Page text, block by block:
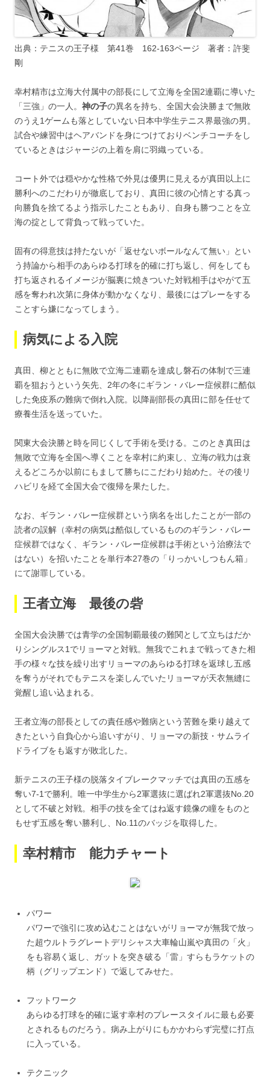
出典：テニスの王子様 第41巻 162-163ページ 著者：許斐
剛
幸村精市は立海大付属中の部長にして立海を全国2連覇に導いた
「三強」の一人。 神の子の異名を持ち、全国大会決勝まで無敗
のうえ1ゲームも落としていない日本中学生テニス界最強の男。
試合や練習中はヘアバンドを身につけておりベンチコーチをし
ているときはジャージの上着を肩に羽織っている。
コート外では穏やかな性格で外見は優男に見えるが真田以上に
勝利へのこだわりが徹底しており、真田に彼の心情とする真っ
向勝負を捨てるよう指示したこともあり、自身も勝つことを立
海の掟として背負って戦っていた。
固有の得意技は持たないが「返せないボールなんて無い」とい
う持論から相手のあらゆる打球を的確に打ち返し、何をしても
打ち返されるイメージが脳裏に焼きついた対戦相手はやがて五
感を奪われ次第に身体が動かなくなり、最後にはプレーをする
ことすら嫌になってしまう。
病気による入院
真田、柳とともに無敗で立海二連覇を達成し磐石の体制で三連
覇を狙おうという矢先、2年の冬にギラン・バレー症候群に酷似
した免疫系の難病で倒れ入院。以降副部長の真田に部を任せて
療養生活を送っていた。
関東大会決勝と時を同じくして手術を受ける。このとき真田は
無敗で立海を全国へ導くことを幸村に約束し、立海の戦力は衰
えるどころか以前にもまして勝ちにこだわり始めた。その後リ
ハビリを経て全国大会で復帰を果たした。
なお、ギラン・バレー症候群という病名を出したことが一部の
読者の誤解（幸村の病気は酷似しているもののギラン・バレー
症候群ではなく、ギラン・バレー症候群は手術という治療法で
はない）を招いたことを単行本27巻の「りっかいしつもん箱」
にて謝罪している。
王者立海 最後の砦
全国大会決勝では青学の全国制覇最後の難関として立ちはだか
りシングルス1でリョーマと対戦。無我でこれまで戦ってきた相
手の様々な技を繰り出すリョーマのあらゆる打球を返球し五感
を奪うがそれでもテニスを楽しんでいたリョーマが天衣無縫に
覚醒し追い込まれる。
王者立海の部長としての責任感や難病という苦難を乗り越えて
きたという自負心から追いすがり、リョーマの新技・サムライ
ドライブをも返すが敗北した。
新テニスの王子様の脱落タイブレークマッチでは真田の五感を
奪い7-1で勝利。唯一中学生から2軍選抜に選ばれ2軍選抜No.20
として不破と対戦。相手の技を全てはね返す鏡像の瞳をものと
もせず五感を奪い勝利し、No.11のバッジを取得した。
幸村精市 能力チャート
パワー
パワーで強引に攻め込むことはないがリョーマが無我で放っ
た超ウルトラグレートデリシャス大車輪山嵐や真田の「火」
をも容易く返し、ガットを突き破る「雷」すらもラケットの
柄（グリップエンド）で返してみせた。
フットワーク
あらゆる打球を的確に返す幸村のプレースタイルに最も必要
とされるものだろう。病み上がりにもかかわらず完璧に打点
に入っている。
テクニック